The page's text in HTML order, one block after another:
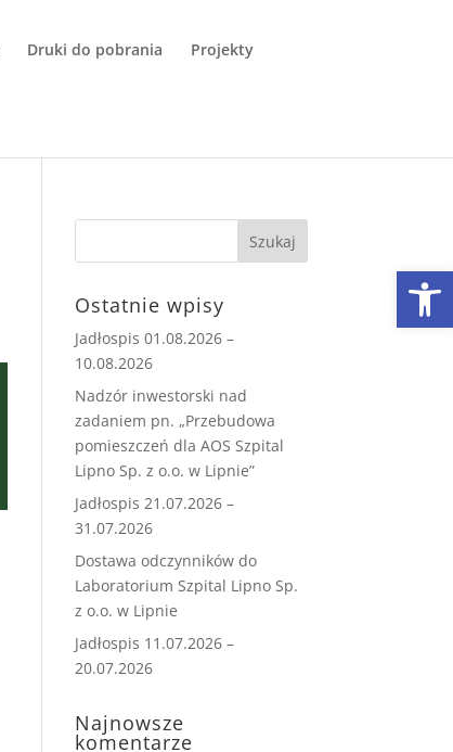
Druki do pobrania Projekty
Ostatnie wpisy
Jadłospis 01.08.2026 –
10.08.2026
Nadzór inwestorski nad
zadaniem pn. „Przebudowa
pomieszczeń dla AOS Szpital
Lipno Sp. z o.o. w Lipnie”
Jadłospis 21.07.2026 –
31.07.2026
Dostawa odczynników do
Laboratorium Szpital Lipno Sp.
z o.o. w Lipnie
Jadłospis 11.07.2026 –
20.07.2026
Najnowsze
komentarze